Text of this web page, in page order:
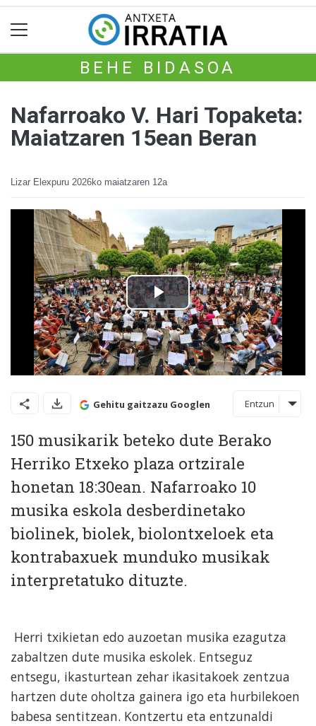
BEHE BIDASOA
Nafarroako V. Hari Topaketa:
Maiatzaren 15ean Beran
Lizar Elexpuru 2026ko maiatzaren 12a
Gehitu gaitzazu Googlen Entzun
150 musikarik beteko dute Berako
Herriko Etxeko plaza ortzirale
honetan 18:30ean. Nafarroako 10
musika eskola desberdinetako
biolinek, biolek, biolontxeloek eta
kontrabaxuek munduko musikak
interpretatuko dituzte.
Herri txikietan edo auzoetan musika ezagutza
zabaltzen dute musika eskolek. Entseguz
entsegu, ikasturtean zehar ikasitakoek zentzua
hartzen dute oholtza gainera igo eta hurbilekoen
babesa sentitzean. Kontzertu eta entzunaldi